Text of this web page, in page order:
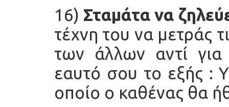
16) Σταμάτα να
τέχνη του να μετράς
των άλλων αντί
εαυτό σου το εξής :
οποίο ο καθένας θα